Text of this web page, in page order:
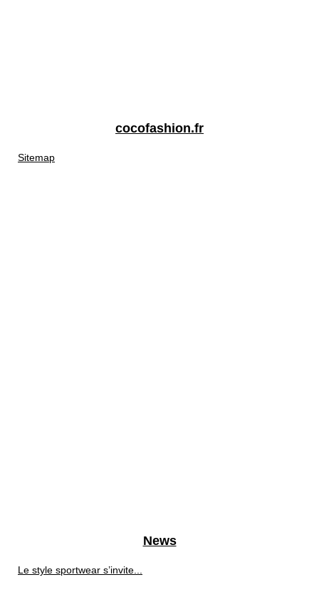
cocofashion.fr
Sitemap
News
Le style sportwear s’invite...